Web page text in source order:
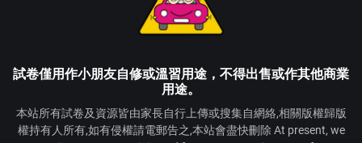
試卷僅用作小朋友自修或溫習用途，不得出售或作其他商業
用途。
本站所有試卷及資源皆由家長自行上傳或搜集自網絡,相關版權歸版
權持有人所有,如有侵權請電郵告之,本站會盡快刪除 At present, we